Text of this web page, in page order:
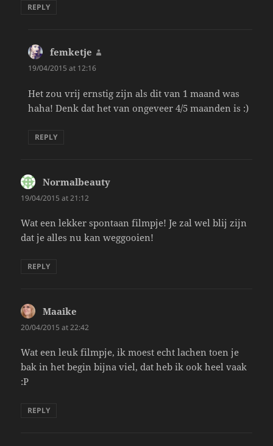
REPLY
femketje
19/04/2015 at 12:16
Het zou vrij ernstig zijn als dit van 1 maand was
haha! Denk dat het van ongeveer 4/5 maanden is :)
REPLY
Normalbeauty
19/04/2015 at 21:12
Wat een lekker spontaan filmpje! Je zal wel blij zijn
dat je alles nu kan weggooien!
REPLY
Maaike
20/04/2015 at 22:42
Wat een leuk filmpje, ik moest echt lachen toen je
bak in het begin bijna viel, dat heb ik ook heel vaak
:P
REPLY